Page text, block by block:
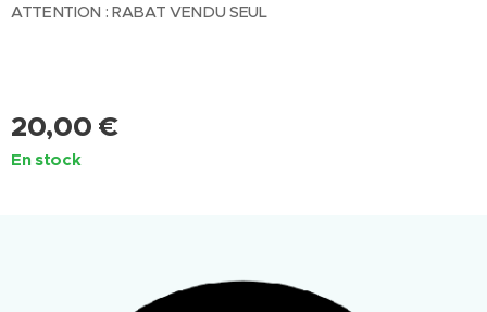
ATTENTION : RABAT VENDU SEUL
20,00 €
En stock